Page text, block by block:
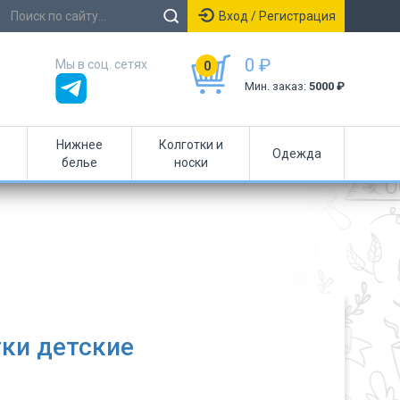
Вход / Регистрация
0 0 ₽
Мин. заказ: 5000 ₽
Мы в соц. сетях
Нижнее
белье
Колготки и
носки
Одежда
детские